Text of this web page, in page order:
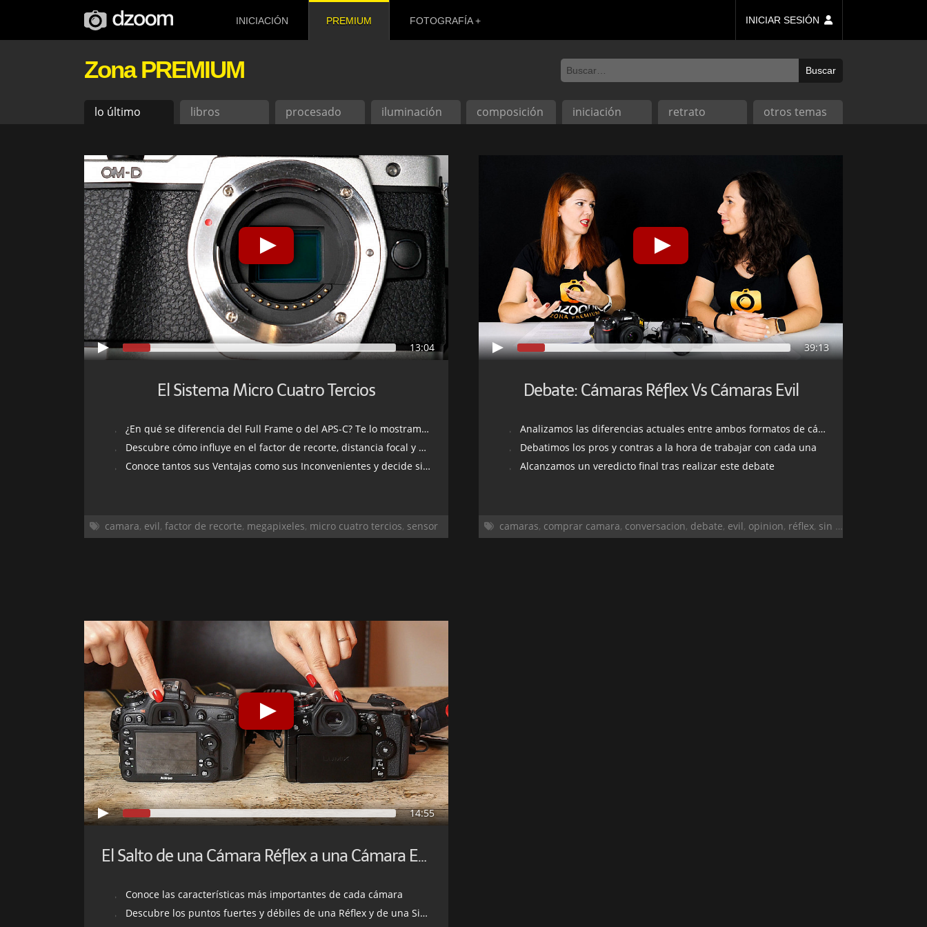
INICIACIÓN PREMIUM FOTOGRAFÍA INICIAR SESIÓN
Zona PREMIUM
lo último libros procesado iluminación composición iniciación retrato otros temas
13:04
El Sistema Micro Cuatro Tercios
¿En qué se diferencia del Full Frame o del APS-C? Te lo mostramos con ejemplos
Descubre cómo influye en el factor de recorte, distancia focal y profundidad de campo
Conoce tantos sus Ventajas como sus Inconvenientes y decide si es ideal para ti
camara, evil, factor de recorte, megapixeles, micro cuatro tercios, sensor
39:13
Debate: Cámaras Réflex Vs Cámaras Evil
Analizamos las diferencias actuales entre ambos formatos de cámara
Debatimos los pros y contras a la hora de trabajar con cada una
Alcanzamos un veredicto final tras realizar este debate
camaras, comprar camara, conversacion, debate, evil, opinion, réflex, sin espejo
14:55
El Salto de una Cámara Réflex a una Cámara Evil
Conoce las características más importantes de cada cámara
Descubre los puntos fuertes y débiles de una Réflex y de una Sin Espejo